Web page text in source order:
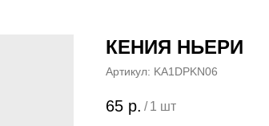
КЕНИЯ НЬЕРИ
Артикул: KA1DPKN06
65 р. / 1 шт